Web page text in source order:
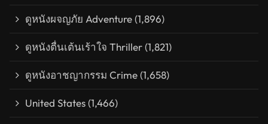
ดูหนังผจญภัย Adventure(1,896)
ดูหนังตื่นเต้นเร้าใจ Thriller(1,821)
ดูหนังอาชญากรรม Crime(1,658)
United States(1,466)